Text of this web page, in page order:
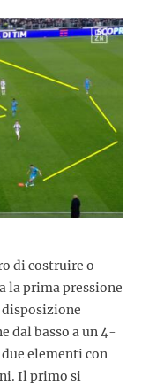
di costruire o
la prima pressione
dal basso a un 4-
elementi con
Il primo si